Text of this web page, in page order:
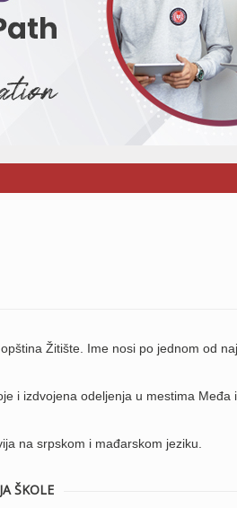
, opština Žitište. Ime nosi po jednom od
i izdvojena odeljenja u mestima Međa
na srpskom i mađarskom jeziku.
ŠKOLE